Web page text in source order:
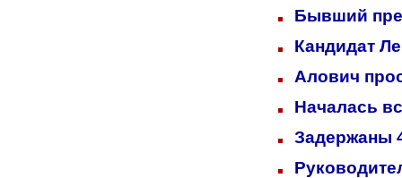
Бывший
Кандидат
Алович
Началась
Задержаны